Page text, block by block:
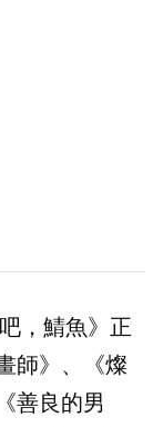
，鯖魚》正
師》、《燦
善良的男